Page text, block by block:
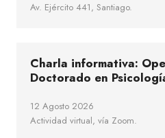
Av. Ejército 441, Santiago.
Charla informativa:
Doctorado en
12 Agosto 2026
Actividad virtual, vía Zoom.